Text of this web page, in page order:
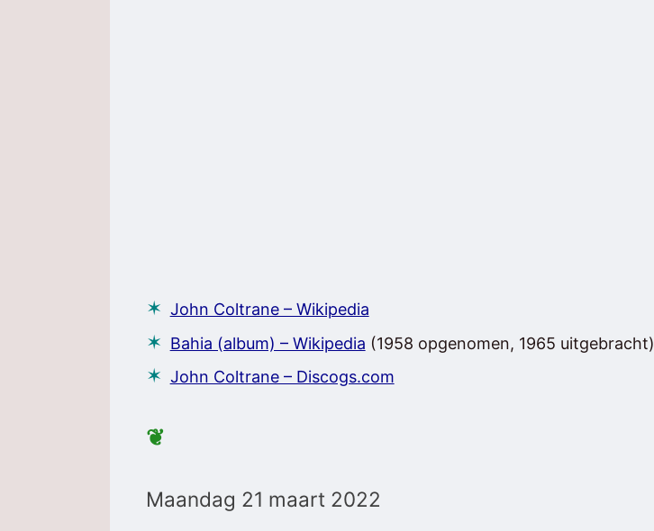
John Coltrane – Wikipedia
Bahia (album) – Wikipedia (1958 opgenomen, 1965 uitgebracht)
John Coltrane – Discogs.com
❦
Maandag 21 maart 2022